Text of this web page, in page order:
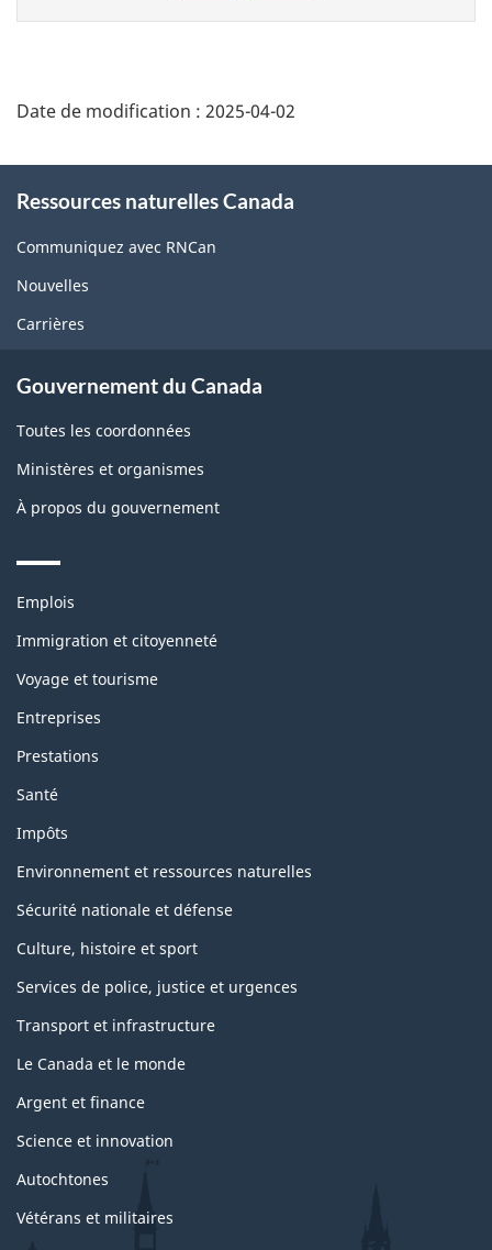
page
Date de modification : 2025-04-02
this
site
Ressources naturelles Canada
Communiquez avec RNCan
Nouvelles
Carrières
Gouvernement du Canada
Toutes les coordonnées
Ministères et organismes
À propos du gouvernement
Themes
topics
Emplois
Immigration et citoyenneté
Voyage et tourisme
Entreprises
Prestations
Santé
Impôts
Environnement et ressources naturelles
Sécurité nationale et défense
Culture, histoire et sport
Services de police, justice et urgences
Transport et infrastructure
Le Canada et le monde
Argent et finance
Science et innovation
Autochtones
Vétérans et militaires